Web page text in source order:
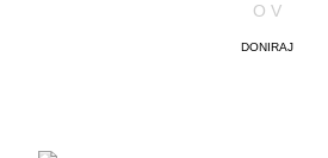
O V
DONIRAJ